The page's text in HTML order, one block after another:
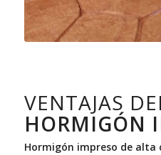
VENTAJAS
HORMIGÓN
Hormigón impreso de alta